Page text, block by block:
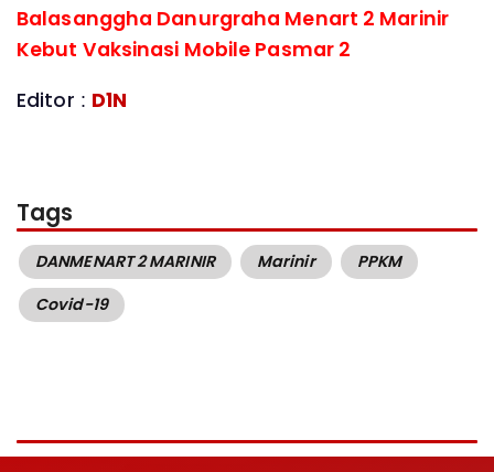
Balasanggha Danurgraha Menart 2 Marinir
Kebut Vaksinasi Mobile Pasmar 2
Editor : D1N
Tags
DANMENART 2 MARINIR Marinir
PPKM
Covid-19